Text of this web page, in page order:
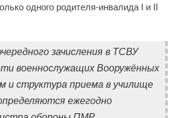
одного родителя-инвалида I и II
зачисления в ТСВУ
военнослужащих Вооружённых
и структура приема в училище
ежегодно